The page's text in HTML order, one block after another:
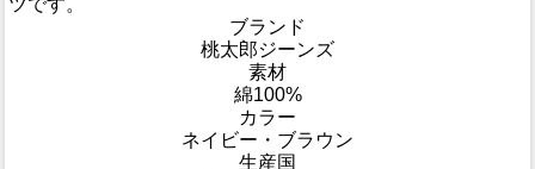
ツです。
ブランド
桃太郎ジーンズ
素材
綿100%
カラー
ネイビー・ブラウン
生産国